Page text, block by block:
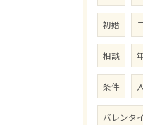
初婚
相談
条件
バレンタ